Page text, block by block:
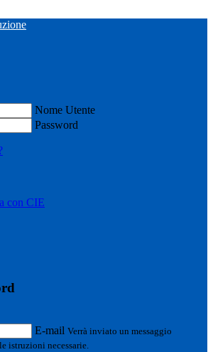
Nome Utente
Password
con CIE
E-mail Verrà inviato un messaggio
istruzioni necessarie.